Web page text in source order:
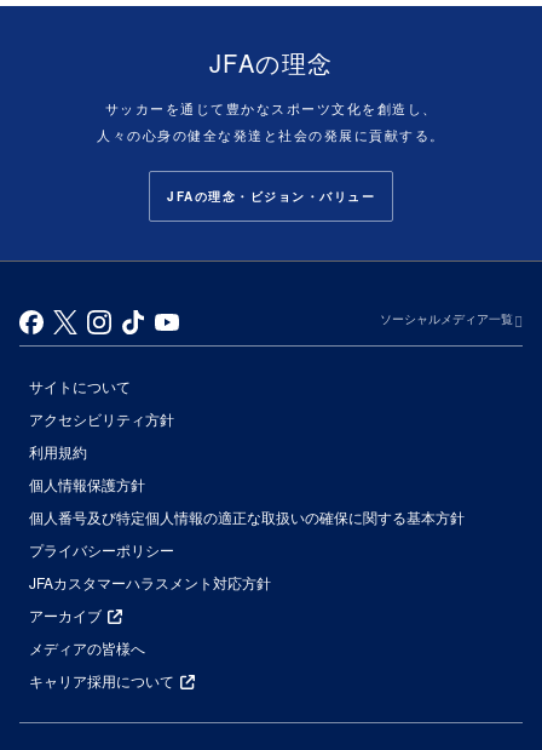
JFAの理念
サッカーを通じて豊かなスポーツ文化を創造し、
人々の心身の健全な発達と社会の発展に貢献する。
JFAの理念・ビジョン・バリュー
ソーシャルメディア一覧
サイトについて
アクセシビリティ方針
利用規約
個人情報保護方針
個人番号及び特定個人情報の適正な取扱いの確保に関する基本方針
プライバシーポリシー
JFAカスタマーハラスメント対応方針
アーカイブ
メディアの皆様へ
キャリア採用について